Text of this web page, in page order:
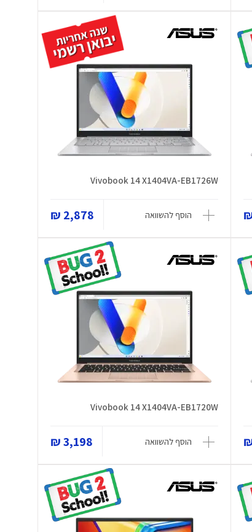
Vivobook 14 X1404VA-EB1726W
הוסף להשוואה 2,878 ₪
Vivobook 14 X1404VA-EB1720W
הוסף להשוואה 3,198 ₪